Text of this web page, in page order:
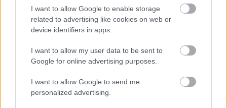
I want to allow Google to enable storage
related to advertising like cookies on web or
device identifiers in apps.
I want to allow my user data to be sent to
Google for online advertising purposes.
I want to allow Google to send me
personalized advertising.
πάνω στον άξονα Βορά – Νότου, δίνοντας την
δυνατότητα στον πεζοπόρο να διασχίσει
ολόκληρη την ραχοκοκαλιά του Υμηττού, από την
και με την αντίθετη φορά.
Το Μνημόνιο Συνεργασίας για τα μονοπάτια του